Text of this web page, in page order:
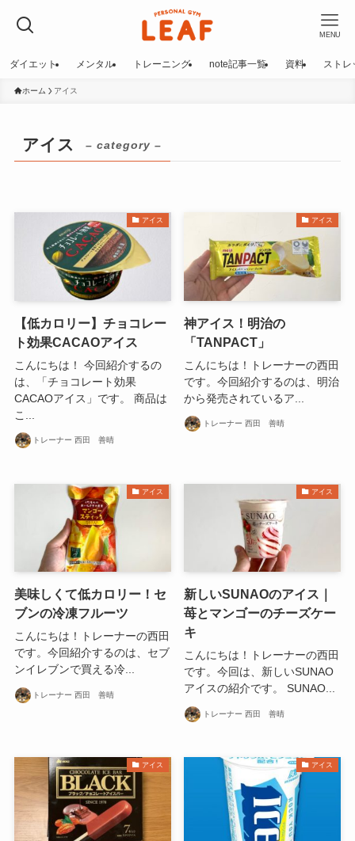
MENU
ダイエット メンタル トレーニング note記事一覧 資料 ストレ
ホーム アイス
アイス – category –
アイス
【低カロリー】チョコレー
ト効果CACAOアイス
こんにちは！ 今回紹介するの
は、「チョコレート効果
CACAOアイス」です。 商品は
こ...
トレーナー 西田 善晴
アイス
神アイス！明治の
「TANPACT」
こんにちは！トレーナーの西田
です。今回紹介するのは、明治
から発売されているア...
トレーナー 西田 善晴
アイス
美味しくて低カロリー！セ
ブンの冷凍フルーツ
こんにちは！トレーナーの西田
です。今回紹介するのは、セブ
ンイレブンで買える冷...
トレーナー 西田 善晴
アイス
新しいSUNAOのアイス｜
苺とマンゴーのチーズケー
キ
こんにちは！トレーナーの西田
です。今回は、新しいSUNAO
アイスの紹介です。 SUNAO...
トレーナー 西田 善晴
アイス アイス